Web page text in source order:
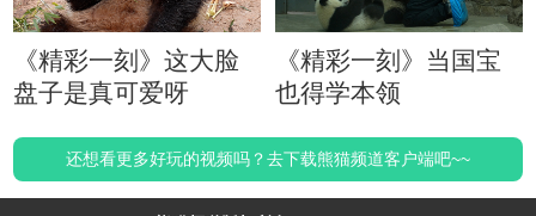
《精彩一刻》这大脸
盘子是真可爱呀
《精彩一刻》当国宝
也得学本领
还想看更多好玩的视频吗？去下载熊猫频道客户端吧~~